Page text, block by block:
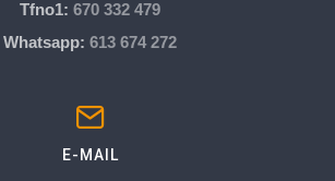
Tfno1:670 332 479
Whatsapp:613 674 272
E-MAIL